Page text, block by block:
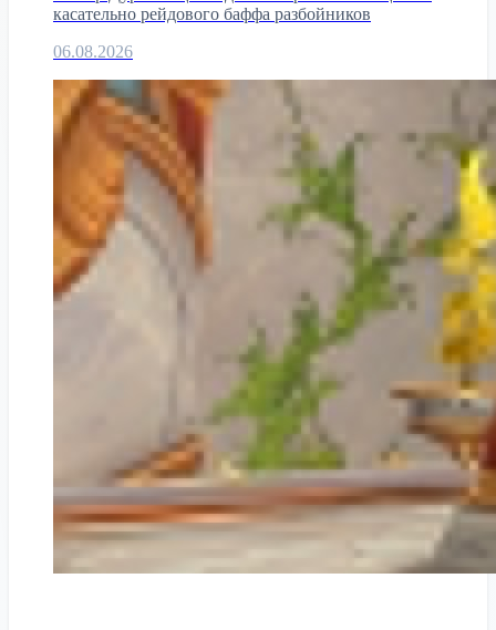
касательно рейдового баффа разбойников
06.08.2026